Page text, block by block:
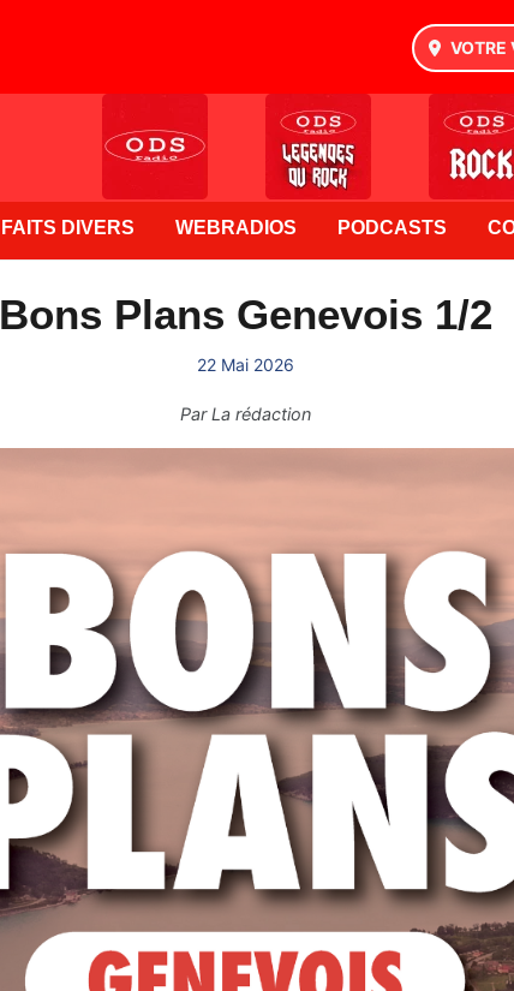
VOTRE
FAITS DIVERS WEBRADIOS PODCASTS
Bons Plans Genevois 1/2
22 Mai 2026
ParLa rédaction